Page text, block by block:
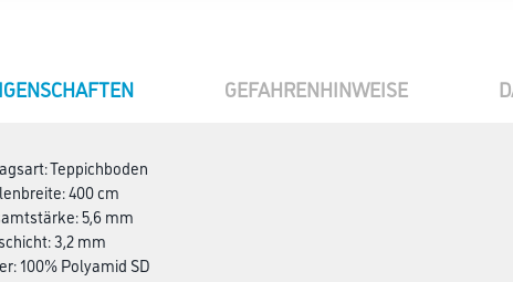
GEFAHRENHINWEISE
Teppichboden
400 cm
5,6 mm
3,2 mm
100% Polyamid SD